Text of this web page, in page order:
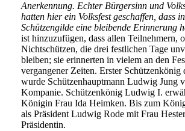
Anerkennung. Echter Bürgersinn und
hatten hier ein Volksfest geschaffen, dass
Schützengilde eine bleibende Erinnerung
ist hinzuzufügen, dass allen Teilnehmern,
Nichtschützen, die drei festlichen Tage
bleiben; sie erinnerten in vielem an den
vergangener Zeiten. Erster Schützenkönig
wurde Schützenhauptmann Ludwig Jung
Kompanie. Schützenkönig Ludwig I.
Königin Frau Ida Heimken. Bis zum
als Präsident Ludwig Rode mit Frau
Präsidentin.